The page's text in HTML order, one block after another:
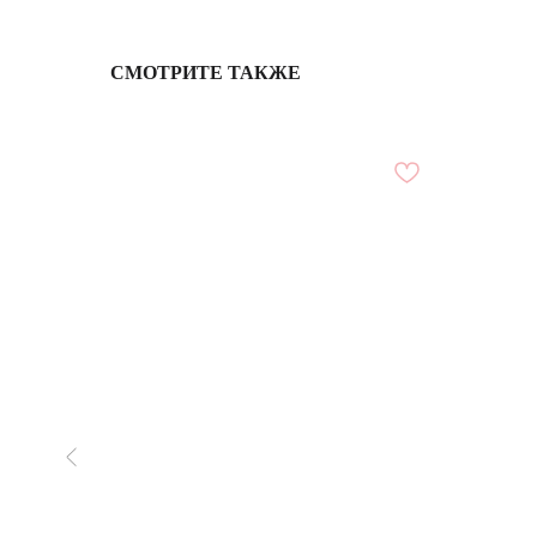
СМОТРИТЕ ТАКЖЕ